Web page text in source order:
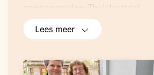
zonnepanelen. Thuisbatterij.
Luchtwarmtepomp en zeer lage
temperatuurverwarming.
Lees meer